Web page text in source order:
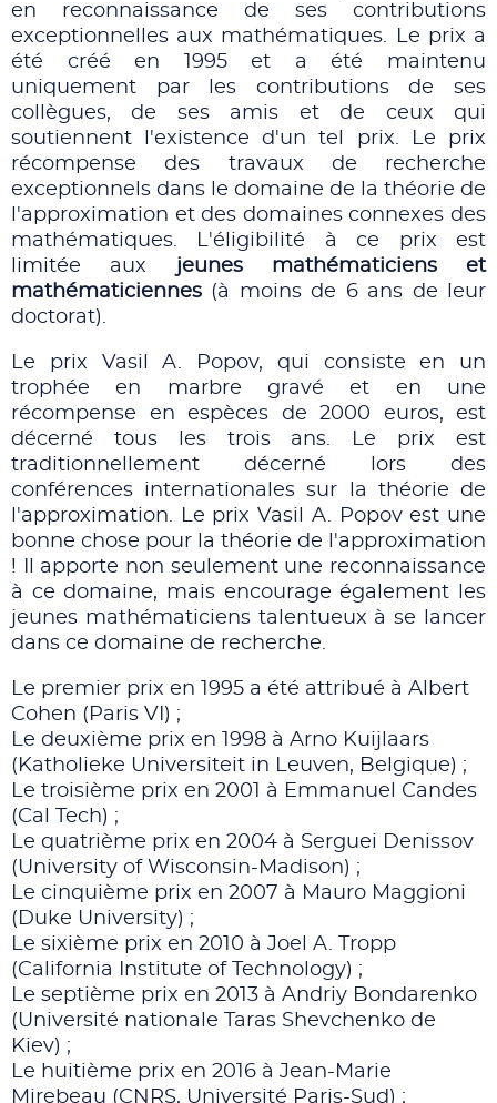
en reconnaissance de ses contributions
exceptionnelles aux mathématiques. Le prix a
été créé en 1995 et a été maintenu
uniquement par les contributions de ses
collègues, de ses amis et de ceux qui
soutiennent l'existence d'un tel prix. Le prix
récompense des travaux de recherche
exceptionnels dans le domaine de la théorie de
l'approximation et des domaines connexes des
mathématiques. L'éligibilité à ce prix est
limitée aux jeunes mathématiciens et
mathématiciennes (à moins de 6 ans de leur
doctorat).
Le prix Vasil A. Popov, qui consiste en un
trophée en marbre gravé et en une
récompense en espèces de 2000 euros, est
décerné tous les trois ans. Le prix est
traditionnellement décerné lors des
conférences internationales sur la théorie de
l'approximation. Le prix Vasil A. Popov est une
bonne chose pour la théorie de l'approximation
! Il apporte non seulement une reconnaissance
à ce domaine, mais encourage également les
jeunes mathématiciens talentueux à se lancer
dans ce domaine de recherche.
Le premier prix en 1995 a été attribué à Albert
Cohen (Paris VI) ;
Le deuxième prix en 1998 à Arno Kuijlaars
(Katholieke Universiteit in Leuven, Belgique) ;
Le troisième prix en 2001 à Emmanuel Candes
(Cal Tech) ;
Le quatrième prix en 2004 à Serguei Denissov
(University of Wisconsin-Madison) ;
Le cinquième prix en 2007 à Mauro Maggioni
(Duke University) ;
Le sixième prix en 2010 à Joel A. Tropp
(California Institute of Technology) ;
Le septième prix en 2013 à Andriy Bondarenko
(Université nationale Taras Shevchenko de
Kiev) ;
Le huitième prix en 2016 à Jean-Marie
Mirebeau (CNRS, Université Paris-Sud) ;